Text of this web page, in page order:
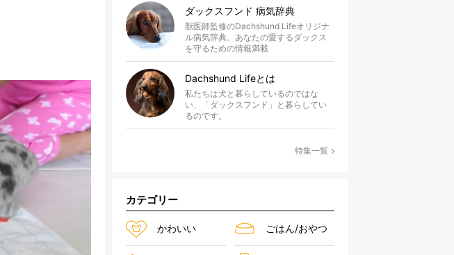
ダックスフンド 病気辞典
獣医師監修のDachshund Lifeオリジナ
ル病気辞典。あなたの愛するダックス
を守るための情報満載
Dachshund Lifeとは
私たちは犬と暮らしているのではな
い、「ダックスフンド」と暮らしてい
るのです。
特集一覧
カテゴリー
かわいい ごはん/おやつ